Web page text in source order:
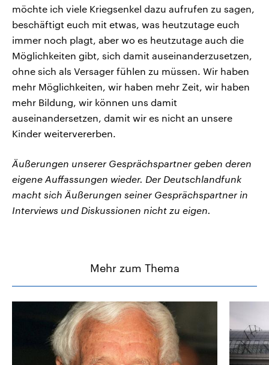
möchte ich viele Kriegsenkel dazu aufrufen zu sagen,
beschäftigt euch mit etwas, was heutzutage euch
immer noch plagt, aber wo es heutzutage auch die
Möglichkeiten gibt, sich damit auseinanderzusetzen,
ohne sich als Versager fühlen zu müssen. Wir haben
mehr Möglichkeiten, wir haben mehr Zeit, wir haben
mehr Bildung, wir können uns damit
auseinandersetzen, damit wir es nicht an unsere
Kinder weitervererben.
Äußerungen unserer Gesprächspartner geben deren
eigene Auffassungen wieder. Der Deutschlandfunk
macht sich Äußerungen seiner Gesprächspartner in
Interviews und Diskussionen nicht zu eigen.
Mehr zum Thema